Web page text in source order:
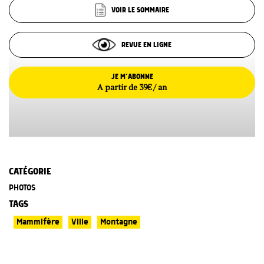
VOIR LE SOMMAIRE
REVUE EN LIGNE
JE M’ABONNE
A partir de 39€ / an
CATÉGORIE
PHOTOS
TAGS
Mammifère Ville Montagne